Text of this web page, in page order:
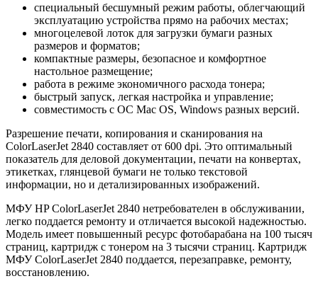
специальный бесшумный режим работы, облегчающий
эксплуатацию устройства прямо на рабочих местах;
многоцелевой лоток для загрузки бумаги разных
размеров и форматов;
компактные размеры, безопасное и комфортное
настольное размещение;
работа в режиме экономичного расхода тонера;
быстрый запуск, легкая настройка и управление;
совместимость с ОС Mac OS, Windows разных версий.
Разрешение печати, копирования и сканирования на
ColorLaserJet 2840 составляет от 600 dpi. Это оптимальный
показатель для деловой документации, печати на конвертах,
этикетках, глянцевой бумаги не только текстовой
информации, но и детализированных изображений.
МФУ HP ColorLaserJet 2840 нетребователен в обслуживании,
легко поддается ремонту и отличается высокой надежностью.
Модель имеет повышенный ресурс фотобарабана на 100 тысяч
страниц, картридж с тонером на 3 тысячи страниц. Картридж
МФУ ColorLaserJet 2840 поддается, перезаправке, ремонту,
восстановлению.